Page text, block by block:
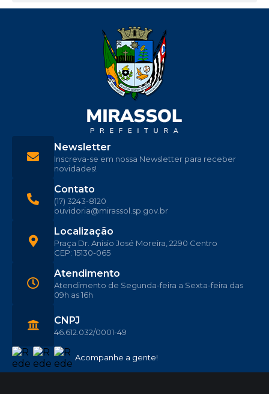
Acompanhe a gente!
Localização
Praça Dr. Anisio José Moreira, 2290 Centro
CEP: 15130-065
Contato
(17) 3243-8120
ouvidoria@mirassol.sp.gov.br
Atendimento
Atendimento de Segunda-feira a Sexta-feira das
09h as 16h
CNPJ
46.612.032/0001-49
Newsletter
Inscreva-se em nossa Newsletter para receber
novidades!